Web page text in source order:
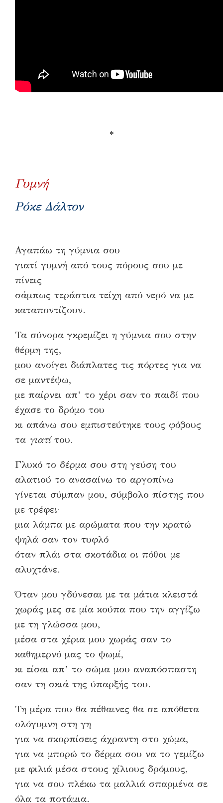
*
Γυμνή
Ρόκε Δάλτον
Αγαπάω τη γύμνια σου
γιατί γυμνή από τους πόρους σου με
πίνεις
σάμπως τεράστια τείχη από νερό να με
καταποντίζουν.
Τα σύνορα γκρεμίζει η γύμνια σου στην
θέρμη της,
μου ανοίγει διάπλατες τις πόρτες για να
σε μαντέψω,
με παίρνει απ’ το χέρι σαν το παιδί που
έχασε το δρόμο του
κι απάνω σου εμπιστεύτηκε τους φόβους
τα γιατίτου.
Γλυκό το δέρμα σου στη γεύση του
αλατιού το ανασαίνω το αργοπίνω
γίνεται σύμπαν μου, σύμβολο πίστης που
με τρέφει·
μια λάμπα με αρώματα που την κρατώ
ψηλά σαν τον τυφλό
όταν πλάι στα σκοτάδια οι πόθοι με
αλυχτάνε.
Όταν μου γδύνεσαι με τα μάτια κλειστά
χωράς μες σε μία κούπα που την αγγίζω
με τη γλώσσα μου,
μέσα στα χέρια μου χωράς σαν το
καθημερνό μας το ψωμί,
κι είσαι απ’ το σώμα μου αναπόσπαστη
σαν τη σκιά της ύπαρξής του.
Τη μέρα που θα πέθαινες θα σε απόθετα
ολόγυμνη στη γη
για να σκορπίσεις άχραντη στο χώμα,
για να μπορώ το δέρμα σου να το γεμίζω
με φιλιά μέσα στους χίλιους δρόμους,
για να σου πλέκω τα μαλλιά σπαρμένα σε
όλα τα ποτάμια.